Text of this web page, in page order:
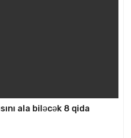
ala biləcək 8 qida